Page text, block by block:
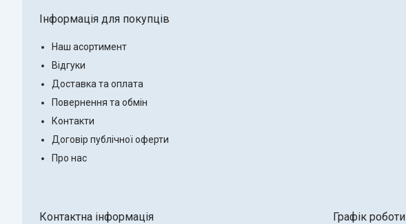
Інформація для покупців
Наш асортимент
Відгуки
Доставка та оплата
Повернення та обмін
Контакти
Договір публічної оферти
Про нас
Графік роботи